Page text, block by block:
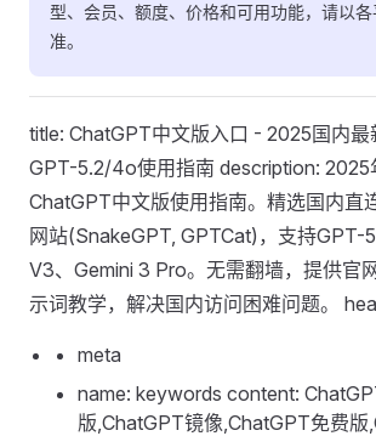
型、会员、额度、价格和可用功能，请以
准。
title: ChatGPT中文版入口 - 2025国内最
GPT-5.2/4o使用指南 description: 2025
ChatGPT中文版使用指南。精选国内直
网站(SnakeGPT, GPTCat)，支持GPT-
V3、Gemini 3 Pro。无需翻墙，提供官
示词教学，解决国内访问困难问题。
meta
name: keywords content:
版,ChatGPT镜像,ChatGPT免费版